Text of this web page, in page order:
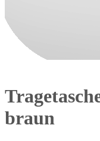
braun